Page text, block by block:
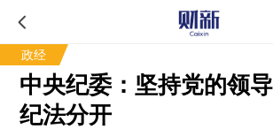
政经
中央纪委：坚持党的领
纪法分开